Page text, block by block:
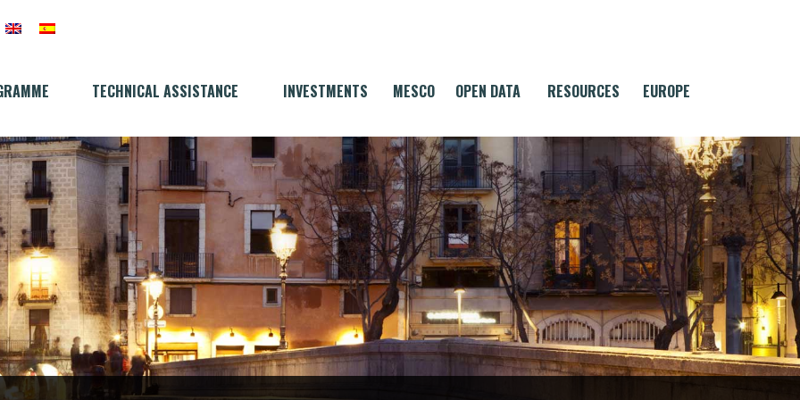
TECHNICAL ASSISTANCE INVESTMENTS MESCO OPEN DATA RESOURCES EUROPE